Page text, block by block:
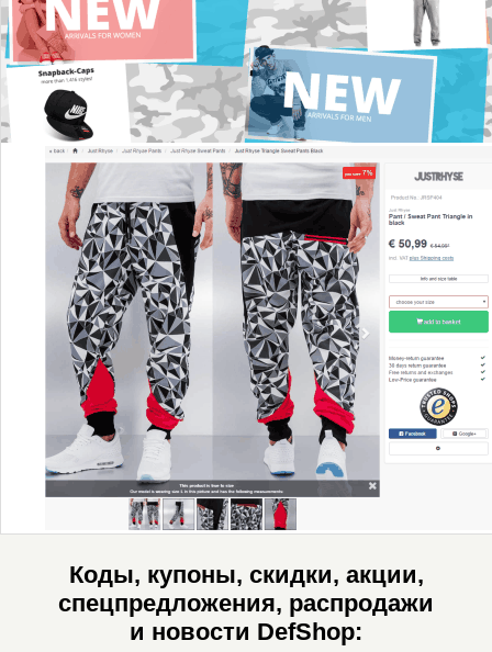
Коды, купоны, скидки, акции,
спецпредложения, распродажи
и новости DefShop: